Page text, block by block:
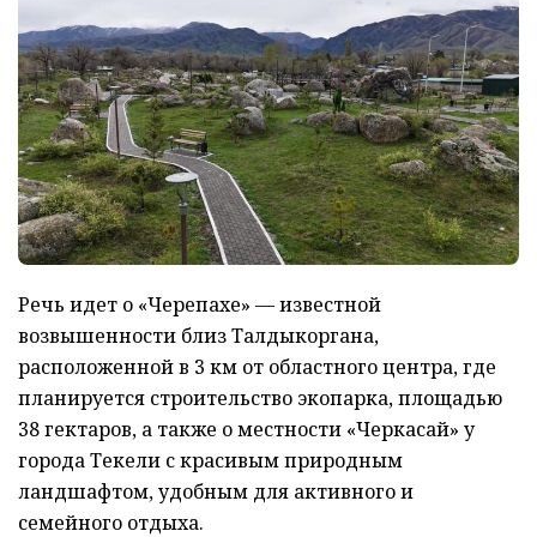
Речь идет о «Черепахе» — известной
возвышенности близ Талдыкоргана,
расположенной в 3 км от областного центра, где
планируется строительство экопарка, площадью
38 гектаров, а также о местности «Черкасай» у
города Текели с красивым природным
ландшафтом, удобным для активного и
семейного отдыха.